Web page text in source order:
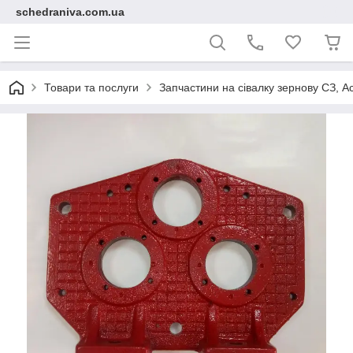
schedraniva.com.ua
Товари та послуги Запчастини на сівалку зернову СЗ,